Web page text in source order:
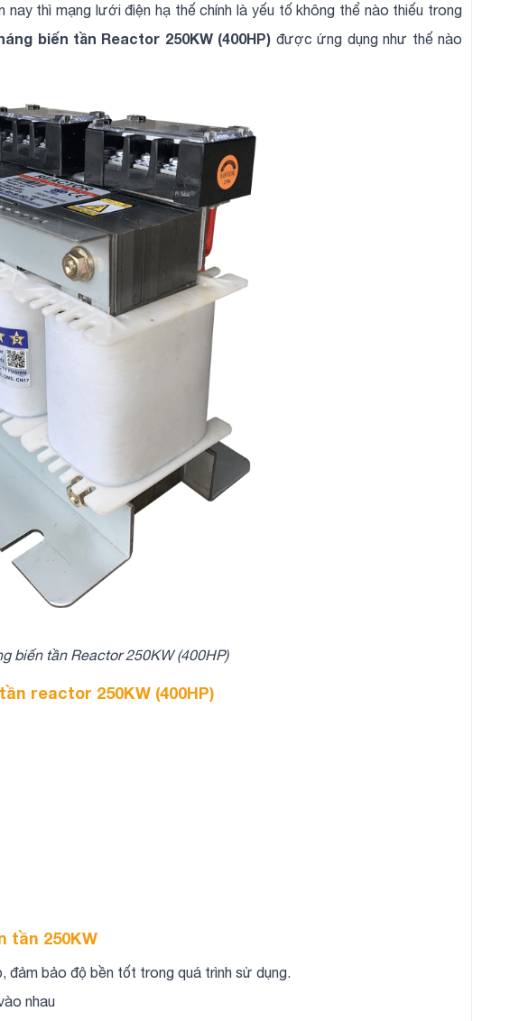
nay thì mạng lưới điện hạ thế chính là yếu tố không thể nào thiếu trong
biến tần Reactor 250KW (400HP) được ứng dụng như thế nào
biến tần Reactor 250KW (400HP)
reactor 250KW (400HP)
tần 250KW
bảo độ bền tốt trong quá trình sử dụng.
nhau